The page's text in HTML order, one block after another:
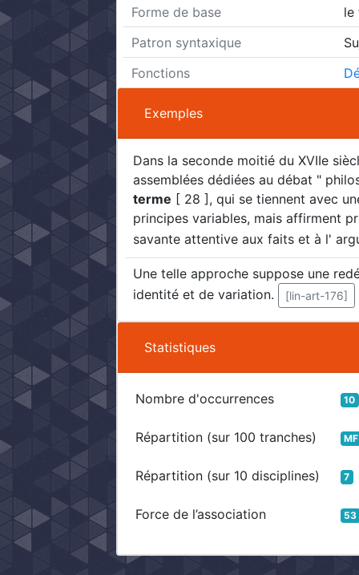
Forme de base
le
Patron syntaxique
Fonctions
Exemples
Dans la seconde moitié du XVIIe
assemblées dédiées au débat "
terme [ 28 ], qui se tiennent avec
principes variables, mais affirment
savante attentive aux faits et à l'
Une telle approche suppose une
identité et de variation.
[lin-art-176]
Statistiques
Nombre d'occurrences 10
Répartition (sur 100 tranches) MF
Répartition (sur 10 disciplines) 7
Force de l’association 53